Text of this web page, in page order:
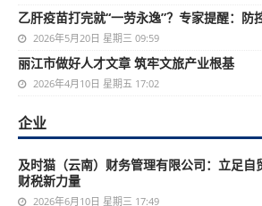
乙肝疫苗打完就“一劳永逸”？专家提醒：防
2026年5月20日 星期三 09:59
丽江市做好人才文章 筑牢文旅产业根基
2026年4月10日 星期五 17:02
企业
及时猫（云南）财务管理有限公司：立足自
财税新力量
2026年6月10日 星期三 17:49